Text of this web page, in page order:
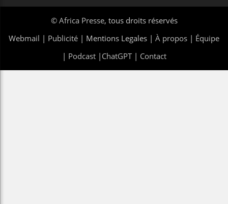
© Africa Presse, tous droits réservés
Webmail | Publicité | Mentions Legales | À propos | Équipe
| Podcast| ChatGPT| Contact